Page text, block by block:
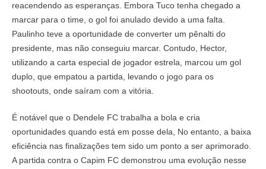
reacendendo as esperanças. Embora Tuco tenha chegado a
marcar para o time, o gol foi anulado devido a uma falta.
Paulinho teve a oportunidade de converter um pênalti do
presidente, mas não conseguiu marcar. Contudo, Hector,
utilizando a carta especial de jogador estrela, marcou um gol
duplo, que empatou a partida, levando o jogo para os
shootouts, onde saíram com a vitória.
É notável que o Dendele FC trabalha a bola e cria
oportunidades quando está em posse dela, No entanto, a baixa
eficiência nas finalizações tem sido um ponto a ser aprimorado.
A partida contra o Capim FC demonstrou uma evolução nesse